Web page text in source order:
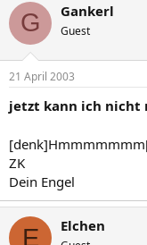
G Gankerl
Guest
21 April 2003
jetzt kann ich nicht
ZK
Dein Engel
E Elchen